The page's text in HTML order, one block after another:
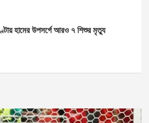
হামের উপসর্গে আরও ৭ শিশুর মৃত্যু